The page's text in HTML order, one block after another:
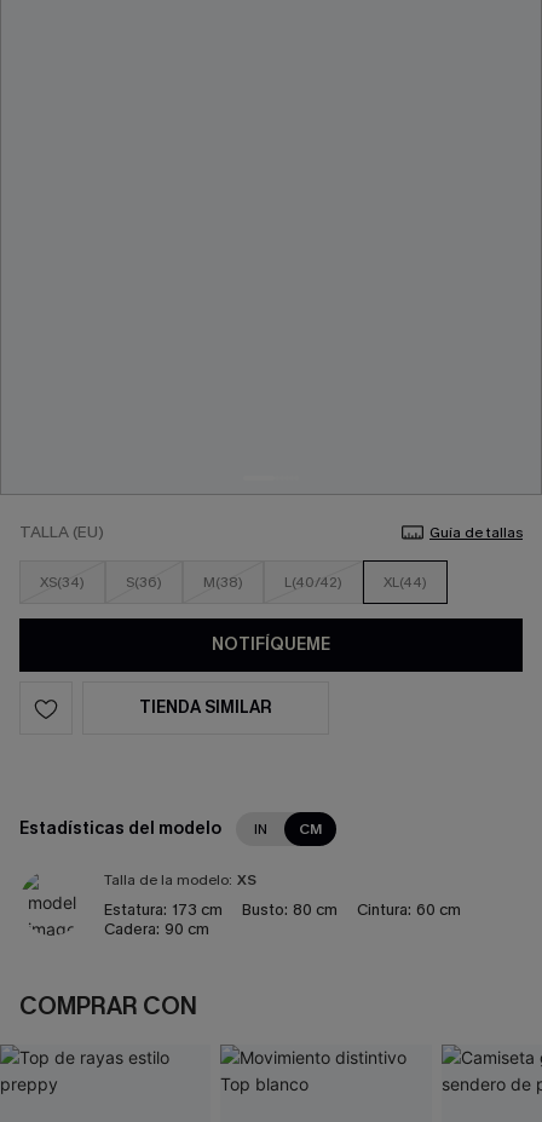
TALLA (EU) Guía de tallas
XS(34) S(36) M(38) L(40/42) XL(44)
NOTIFÍQUEME
TIENDA SIMILAR
Estadísticas del modelo IN CM
Talla de la modelo: XS
Estatura: 173 cm Busto: 80 cm Cintura: 60 cm
Cadera: 90 cm
COMPRAR CON